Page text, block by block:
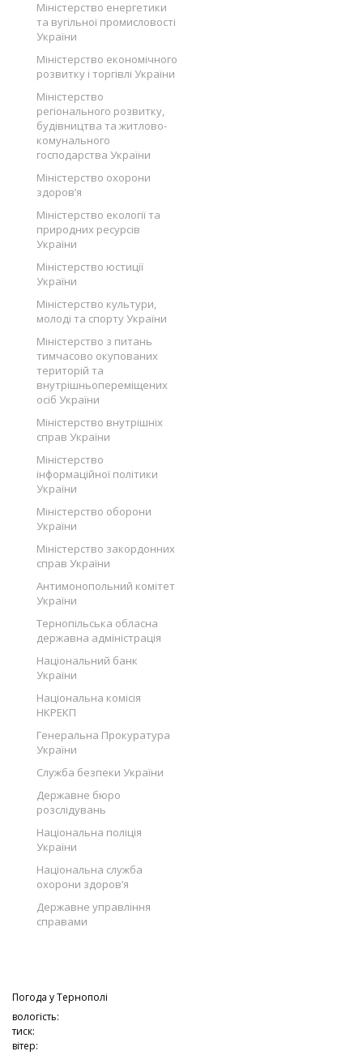
Міністерство енергетики
та вугільної промисловості
України
Міністерство економічного
розвитку і торгівлі України
Міністерство
регіонального розвитку,
будівництва та житлово-
комунального
господарства України
Міністерство охорони
здоров’я
Міністерство екології та
природних ресурсів
України
Міністерство юстиції
України
Міністерство культури,
молоді та спорту України
Міністерство з питань
тимчасово окупованих
територій та
внутрішньопереміщених
осіб України
Міністерство внутрішніх
справ України
Міністерство
інформаційної політики
України
Міністерство оборони
України
Міністерство закордонних
справ України
Антимонопольний комітет
України
Тернопільська обласна
державна адміністрація
Національний банк
України
Національна комісія
НКРЕКП
Генеральна Прокуратура
України
Служба безпеки України
Державне бюро
розслідувань
Національна поліція
України
Національна служба
охорони здоров’я
Державне управління
справами
Погода уТернополі
вологість:
тиск:
вітер: